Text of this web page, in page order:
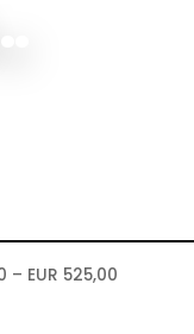
– EUR 525,00